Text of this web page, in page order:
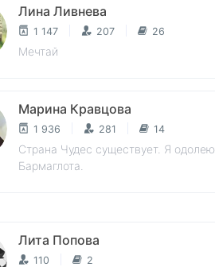
Лина Ливнева
1 147 207 26
Мечтай
Марина Кравцова
1 936 281 14
Страна Чудес существует. Я одолею
Бармаглота.
Лита Попова
110 2